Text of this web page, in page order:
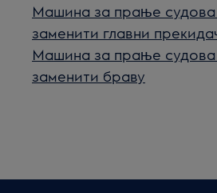
Машина за прање
заменити главни
Машина за прање
заменити браву